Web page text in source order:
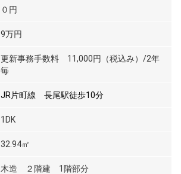
０円
9万円
更新事務手数料 11,000円（税込み）/2年
毎
JR片町線 長尾駅徒歩10分
1DK
32.94㎡
木造 ２階建 1階部分